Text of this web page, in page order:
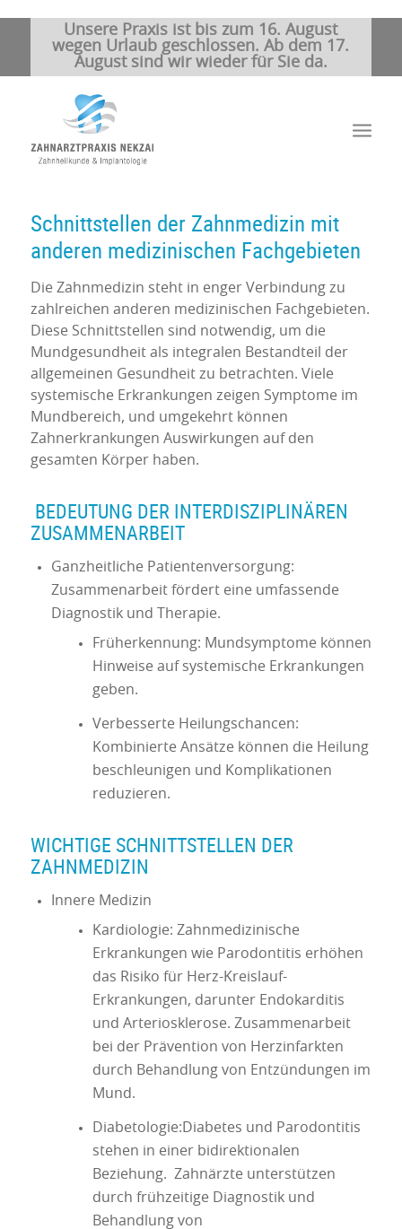
Unsere Praxis ist bis zum 16. August
wegen Urlaub geschlossen. Ab dem 17.
August sind wir wieder für Sie da.
Schnittstellen der Zahnmedizin mit
anderen medizinischen Fachgebieten
Die Zahnmedizin steht in enger Verbindung zu
zahlreichen anderen medizinischen Fachgebieten.
Diese Schnittstellen sind notwendig, um die
Mundgesundheit als integralen Bestandteil der
allgemeinen Gesundheit zu betrachten. Viele
systemische Erkrankungen zeigen Symptome im
Mundbereich, und umgekehrt können
Zahnerkrankungen Auswirkungen auf den
gesamten Körper haben.
BEDEUTUNG DER INTERDISZIPLINÄREN
ZUSAMMENARBEIT
Ganzheitliche Patientenversorgung:
Zusammenarbeit fördert eine umfassende
Diagnostik und Therapie.
Früherkennung: Mundsymptome können
Hinweise auf systemische Erkrankungen
geben.
Verbesserte Heilungschancen:
Kombinierte Ansätze können die Heilung
beschleunigen und Komplikationen
reduzieren.
WICHTIGE SCHNITTSTELLEN DER
ZAHNMEDIZIN
Innere Medizin
Kardiologie: Zahnmedizinische
Erkrankungen wie Parodontitis erhöhen
das Risiko für Herz-Kreislauf-
Erkrankungen, darunter Endokarditis
und Arteriosklerose. Zusammenarbeit
bei der Prävention von Herzinfarkten
durch Behandlung von Entzündungen im
Mund.
Diabetologie:Diabetes und Parodontitis
stehen in einer bidirektionalen
Beziehung. Zahnärzte unterstützen
durch frühzeitige Diagnostik und
Behandlung von